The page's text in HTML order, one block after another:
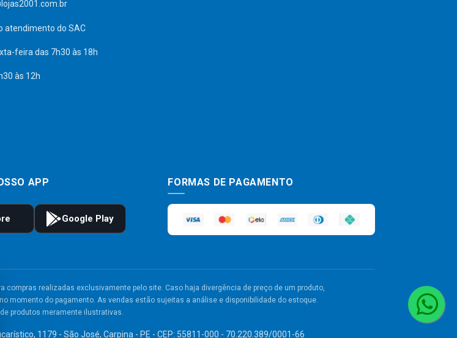
atendimento do SAC
feira das 7h30 às 18h
às 12h
APP FORMAS DE PAGAMENTO
compras realizadas exclusivamente pelo site. Caso haja divergência de preço de um produto,
momento do pagamento. As vendas estão sujeitas a análise e disponibilidade do estoque.
de produtos meramente ilustrativas.
1179 - São José, Carpina - PE - CEP: 55811-000 - 70.220.389/0001-66